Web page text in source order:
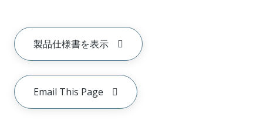
製品仕様書を表示
Email This Page